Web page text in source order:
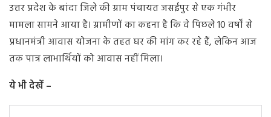
उत्तर प्रदेश के बांदा जिले की ग्राम पंचायत जसईपुर से एक गंभीर
मामला सामने आया है। ग्रामीणों का कहना है कि वे पिछले 10 वर्षों से
प्रधानमंत्री आवास योजना के तहत घर की मांग कर रहे हैं, लेकिन आज
तक पात्र लाभार्थियों को आवास नहीं मिला।
ये भी देखें –